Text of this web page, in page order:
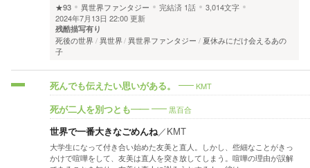
★93
異世界ファンタジー 完結済 1話
3,014文字
2024年7月13日 22:00 更新
残酷描写有り
死後の世界 異世界 異世界ファンタジー
夏休みにだけ会えるあの
子
死んでも伝えたい思いがある。 KMT
死が二人を別つとも―― 黒百合
世界で一番大きなごめんね／KMT
大学生になって付き合い始めた友美と直人。しかし、些細なことがきっ
かけで喧嘩をして、友美は直人を突き放してしまう。喧嘩の理由が誤解